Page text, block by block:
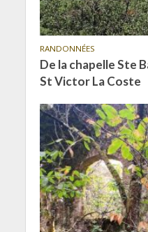
RANDONNÉES
De la chapelle Ste
St Victor La Coste